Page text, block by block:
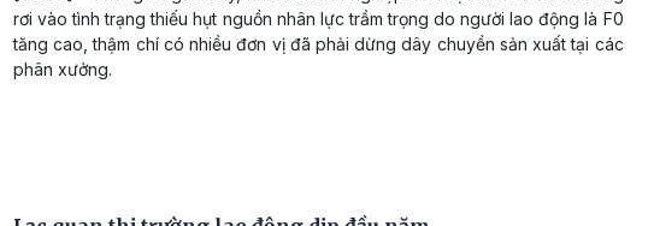
rơi vào tình trạng thiếu hụt nguồn nhân lực trầm trọng do người lao động là F0
tăng cao, thậm chí có nhiều đơn vị đã phải dừng dây chuyền sản xuất tại các
phân xưởng.